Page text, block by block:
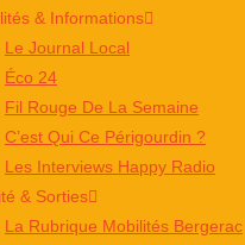
& Informations
Le Journal Local
Éco 24
Fil Rouge De La Semaine
C’est Qui Ce Périgourdin ?
Les Interviews Happy Radio
& Sorties
La Rubrique Mobilités Bergerac